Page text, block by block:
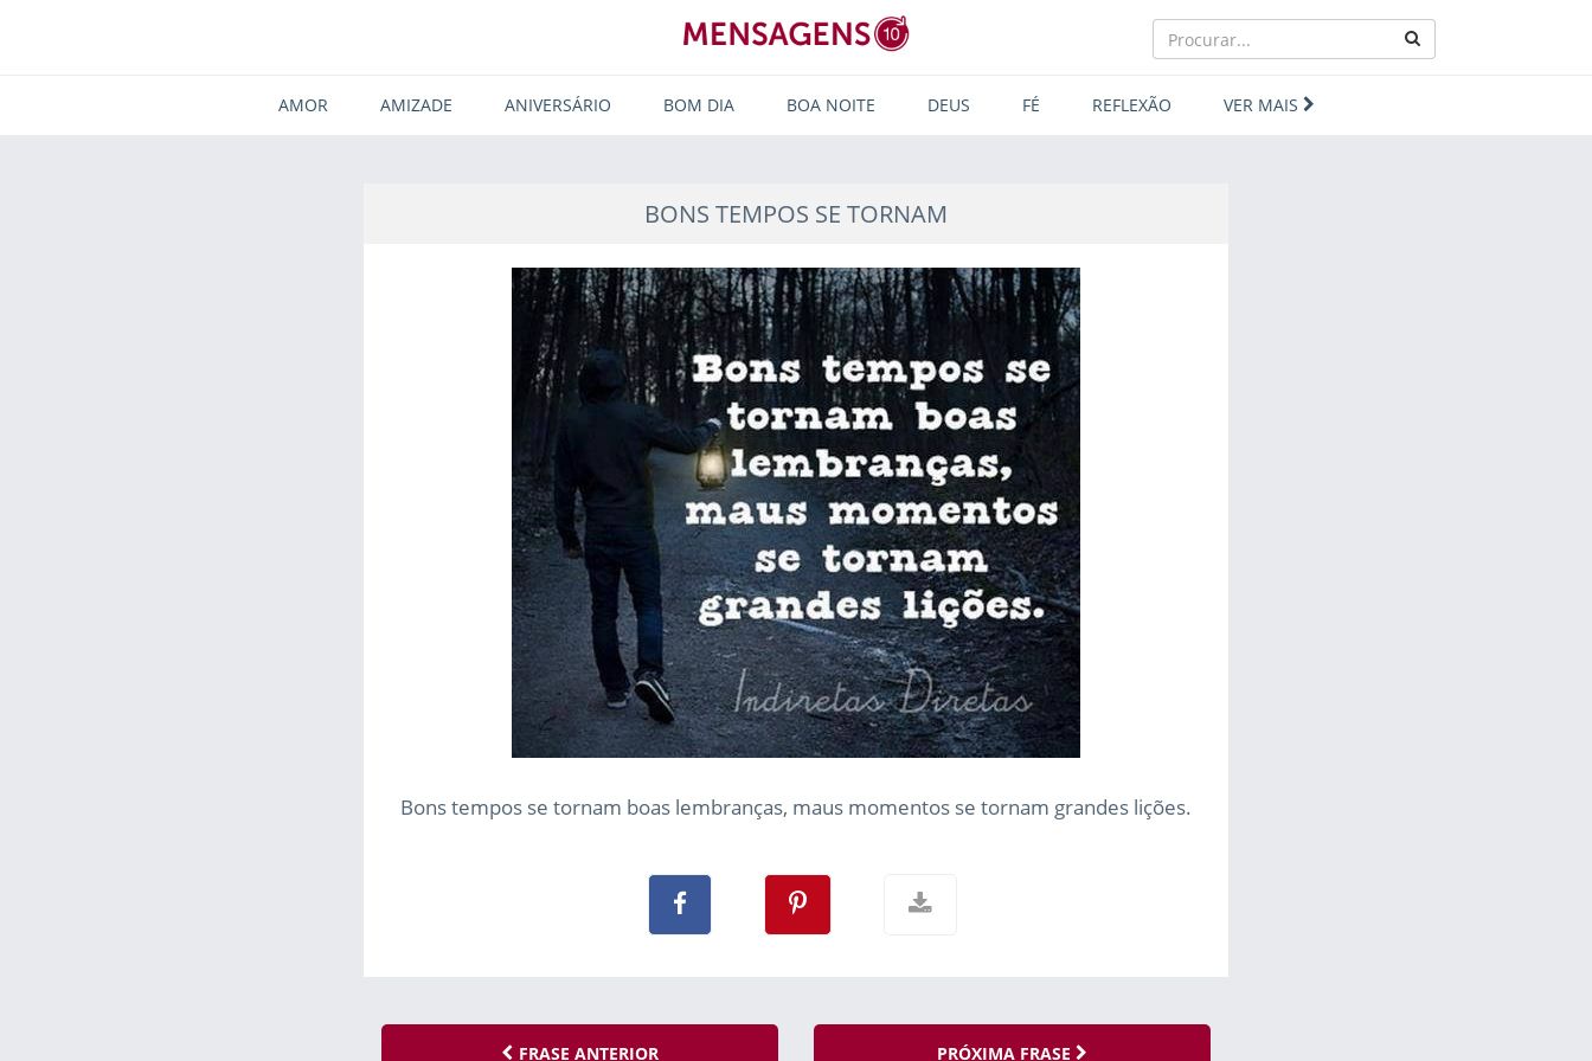
AMOR AMIZADE ANIVERSÁRIO BOM DIA BOA NOITE DEUS FÉ REFLEXÃO VER MAIS
BONS TEMPOS SE TORNAM
Bons tempos se tornam boas lembranças, maus momentos se tornam grandes lições.
FRASE ANTERIOR PRÓXIMA FRASE